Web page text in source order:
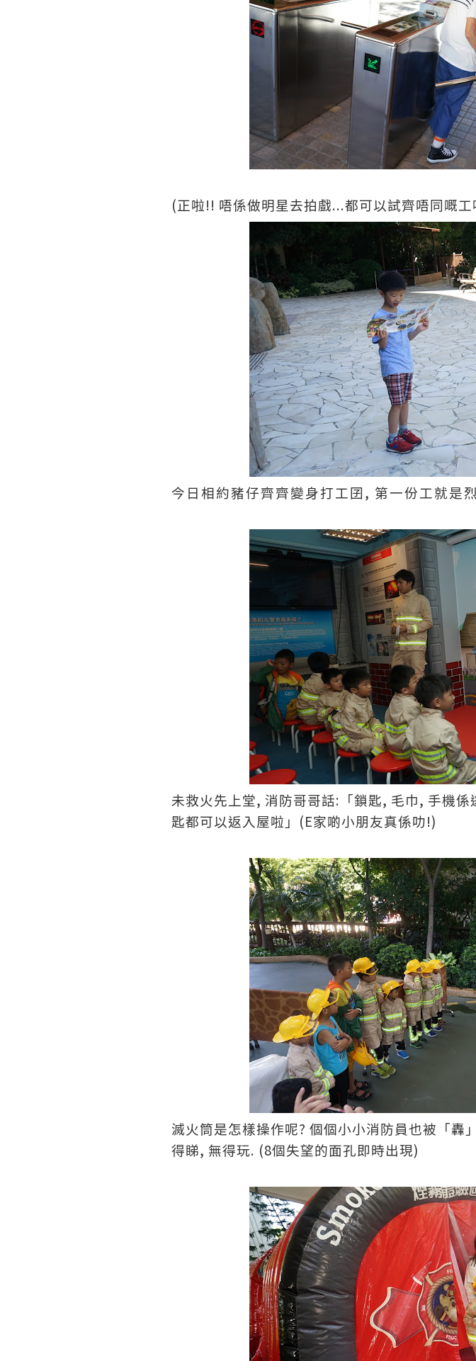
(正啦!! 唔係做明星去拍戲...都可以試齊唔同嘅工
今日相約豬仔齊齊變身打工囝 , 第一份工就是
未救火先上堂, 消防哥哥話: 「鎖匙, 毛巾, 手機係
匙都可以返入屋啦」 (E家啲小朋友真係叻!)
滅火筒是怎樣操作呢? 個個小小消防員也被「轟
得睇, 無得玩. (8個失望的面孔即時出現)